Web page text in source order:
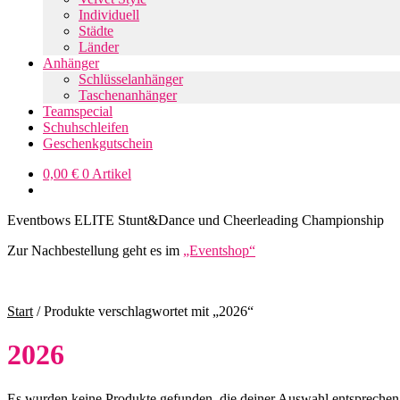
Individuell
Städte
Länder
Anhänger
Schlüsselanhänger
Taschenanhänger
Teamspecial
Schuhschleifen
Geschenkgutschein
0,00 € 0 Artikel
Eventbows ELITE Stunt&Dance und Cheerleading Championship
Zur Nachbestellung geht es im „Eventshop“
Start /Produkte verschlagwortet mit „2026“
2026